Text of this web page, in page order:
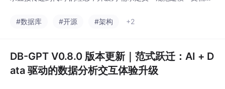
在于让结构化、可执行、可验证的规范成为开发过程中的统一依
#数据库 #开源 #架构 +2
DB-GPT V0.8.0 版本更新｜范式跃迁：AI + D
ata 驱动的数据分析交互体验升级